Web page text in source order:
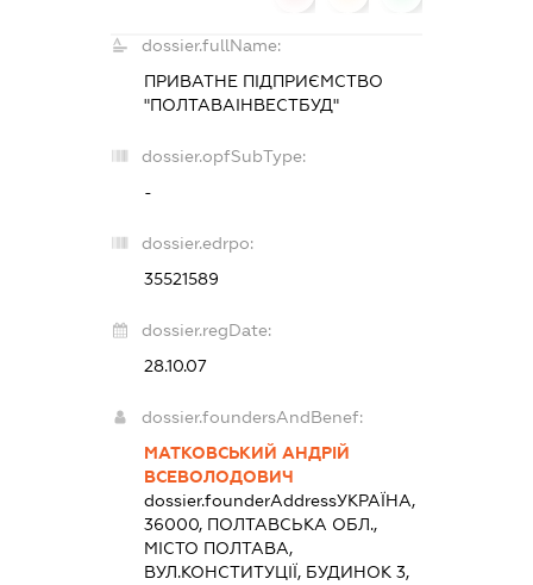
dossier.fullName:
ПРИВАТНЕ ПІДПРИЄМСТВО
"ПОЛТАВАІНВЕСТБУД"
dossier.opfSubType:
-
dossier.edrpo:
35521589
dossier.regDate:
28.10.07
dossier.foundersAndBenef:
МАТКОВСЬКИЙ АНДРІЙ
ВСЕВОЛОДОВИЧ
dossier.founderAddressУКРАЇНА,
36000, ПОЛТАВСЬКА ОБЛ.,
МІСТО ПОЛТАВА,
ВУЛ.КОНСТИТУЦІЇ, БУДИНОК 3,